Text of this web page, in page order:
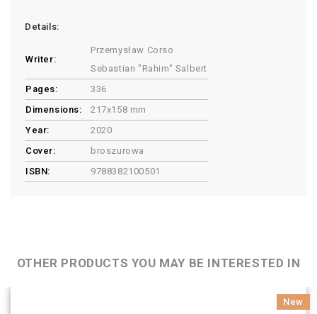
Details:
Writer:
Przemysław Corso
Sebastian "Rahim" Salbert
Pages:
336
Dimensions:
217x158 mm
Year:
2020
Cover:
broszurowa
ISBN:
9788382100501
OTHER PRODUCTS YOU MAY BE INTERESTED IN
New